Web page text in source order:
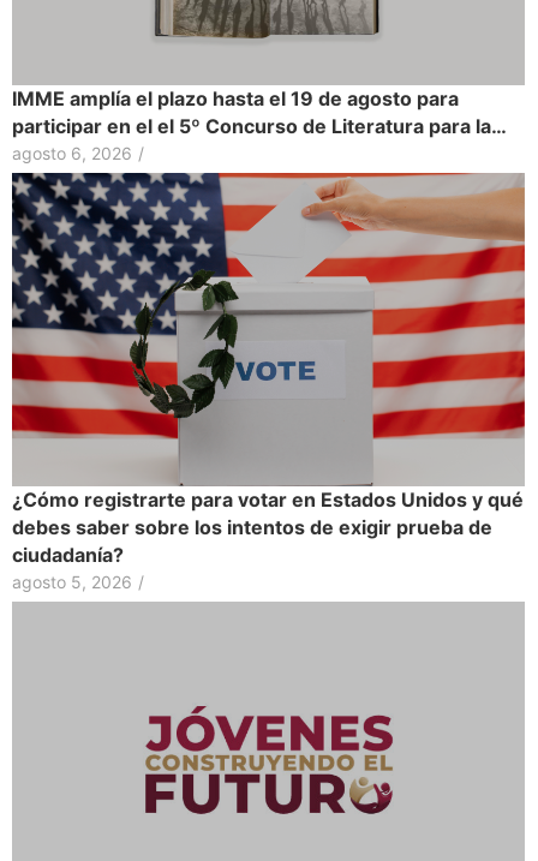
IMME amplía el plazo hasta el 19 de agosto para
participar en el el 5º Concurso de Literatura para la…
agosto 6, 2026 /
¿Cómo registrarte para votar en Estados Unidos y qué
debes saber sobre los intentos de exigir prueba de
ciudadanía?
agosto 5, 2026 /